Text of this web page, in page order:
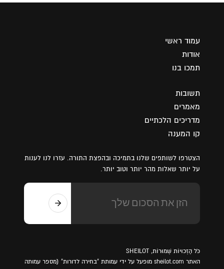
עמוד ראשי
אודות
תמכו בנו
תשובות
מאמרים
מדריכים הלכתיים
קו המענה
הצטרפו לשותפים שלנו בתמיכה ובהפצת התורה. עזרו לנו לענות
על יותר שאלות מהר יותר וטוב יותר.
כֹּל הַזְכוּיוֹת שְׁמוּרוֹת, SHEILOT
האתר sheilot.com מופעל על ידי עמותת "בחירה לדורות" (מספר עמותה